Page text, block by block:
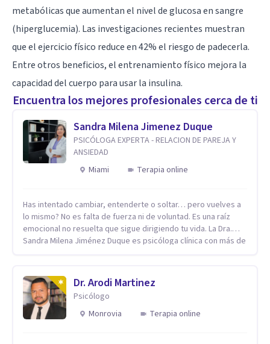
metabólicas que aumentan el nivel de glucosa en sangre
(hiperglucemia). Las investigaciones recientes muestran
que el ejercicio físico reduce en 42% el riesgo de padecerla.
Entre otros beneficios, el entrenamiento físico mejora la
capacidad del cuerpo para usar la insulina.
Encuentra los mejores profesionales cerca de ti
Sandra Milena Jimenez Duque
PSICÓLOGA EXPERTA - RELACION DE PAREJA Y
ANSIEDAD
Miami
Terapia online
Has intentado cambiar, entenderte o soltar… pero vuelves a
lo mismo? No es falta de fuerza ni de voluntad. Es una raíz
emocional no resuelta que sigue dirigiendo tu vida. La Dra.
Sandra Milena Jiménez Duque es psicóloga clínica con más de
ansiedad, la baja autoestima, la dependencia emocional y los
conflictos de pareja. Ha trabajado con pacientes en
diferentes países, acompañando procesos complejos. Su
enfoque terapéutico se diferencia por una premisa clara: no
Dr. Arodi Martinez
Psicólogo
Monrovia
Terapia online